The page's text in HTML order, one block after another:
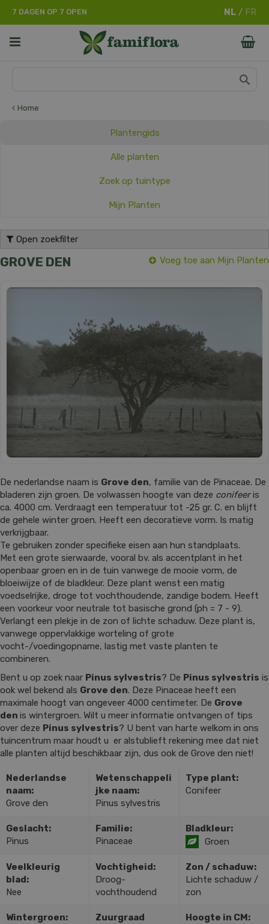
Home
7 DAGEN OP 7 OPEN
Plantengids
Alle planten
Zoek op tuintype
Mijn Planten
Open zoekfilter
GROVE DEN Voeg toe aan Mijn Planten
De nederlandse naam is Grove den, familie van de Pinaceae. De
bladeren zijn groen. De volwassen hoogte van deze conifeeris
ca. 4000 cm. Verdraagt een temperatuur tot -25 gr. C. en blijft
de gehele winter groen. Heeft een decoratieve vorm. Is matig
verkrijgbaar.
Te gebruiken zonder specifieke eisen aan hun standplaats.
Met een grote sierwaarde, vooral bv. als accentplant in het
openbaar groen en in de tuin vanwege de mooie vorm, de
bloeiwijze of de bladkleur. Deze plant wenst een matig
voedselrijke, droge tot vochthoudende, zandige bodem. Heeft
een voorkeur voor neutrale tot basische grond (ph = 7 - 9).
Verlangt een plekje in de zon of lichte schaduw. Deze plant is,
vanwege oppervlakkige worteling of grote
vocht-/voedingopname, lastig met vaste planten te
combineren.
Bent u op zoek naar Pinus sylvestris? De Pinus sylvestris is
ook wel bekend als Grove den. Deze Pinaceae heeft een
maximale hoogt van ongeveer 4000 centimeter. De Grove
den is wintergroen. Wilt u meer informatie ontvangen of tips
over deze Pinus sylvestris? U bent van harte welkom in ons
tuincentrum maar houdt u er alstublieft rekening mee dat niet
alle planten altijd beschikbaar zijn, dus ook de Grove den niet!
Nederlandse
naam:
Grove den
Wetenschappeli
jke naam:
Pinus sylvestris
Type plant:
Conifeer
Geslacht:
Pinus
Familie:
Pinaceae
Bladkleur:
Groen
Veelkleurig
blad:
Nee
Vochtigheid:
Droog-
vochthoudend
Zon / schaduw:
Lichte schaduw /
zon
Wintergroen:
Zuurgraad
Hoogte in CM: